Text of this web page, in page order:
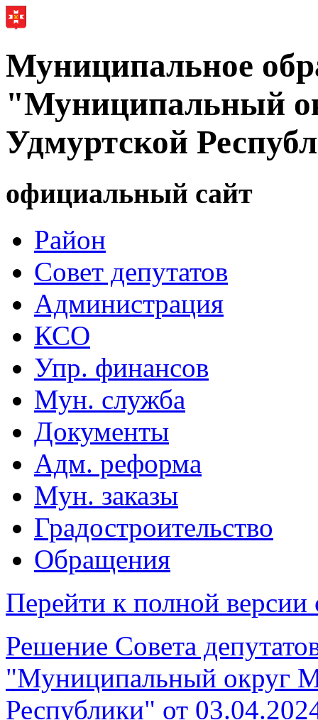
Муниципальное
"Муниципальный
Удмуртской
официальный сайт
Район
Совет депутатов
Администрация
КСО
Упр. финансов
Мун. служба
Документы
Адм. реформа
Мун. заказы
Градостроительство
Обращения
Перейти к полной версии
Решение Совета
"Муниципальный округ
Республики" от